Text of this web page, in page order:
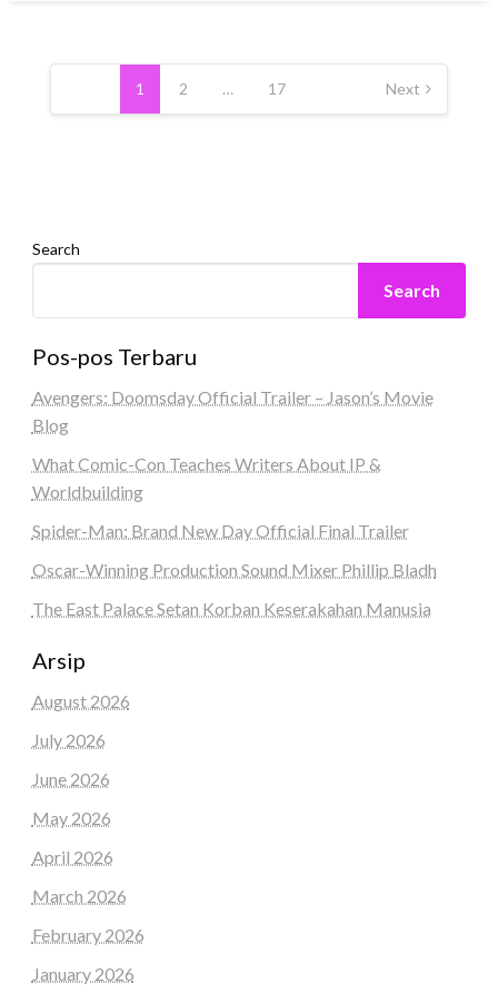
Posts
pagination
1 2 … 17 Next
Search
Search
Pos-pos Terbaru
Avengers: Doomsday Official Trailer – Jason’s Movie
Blog
What Comic-Con Teaches Writers About IP &
Worldbuilding
Spider-Man: Brand New Day Official Final Trailer
Oscar-Winning Production Sound Mixer Phillip Bladh
The East Palace Setan Korban Keserakahan Manusia
Arsip
August 2026
July 2026
June 2026
May 2026
April 2026
March 2026
February 2026
January 2026